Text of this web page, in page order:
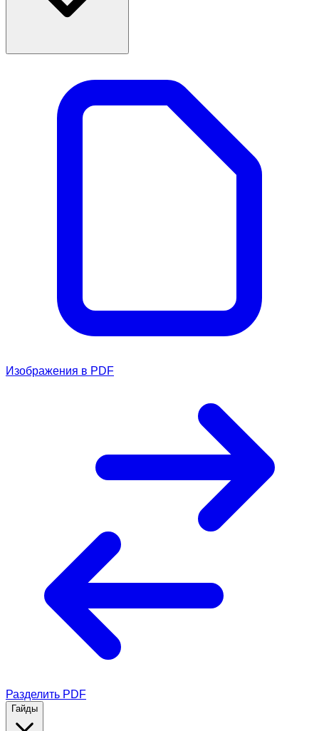
Изображения в PDF
Разделить PDF
Гайды